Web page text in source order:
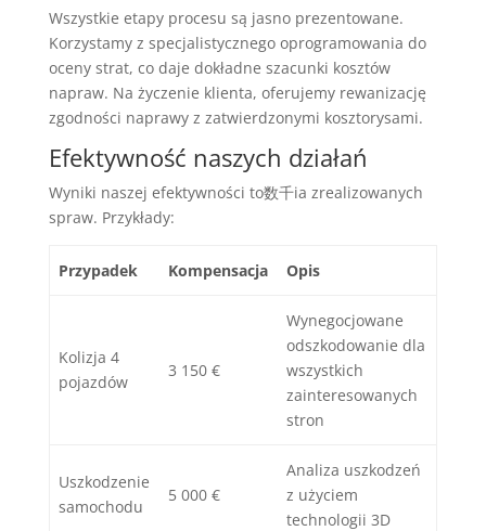
Wszystkie etapy procesu są jasno prezentowane.
Korzystamy z specjalistycznego oprogramowania do
oceny strat, co daje dokładne szacunki kosztów
napraw. Na życzenie klienta, oferujemy rewanizację
zgodności naprawy z zatwierdzonymi kosztorysami.
Efektywność naszych działań
Wyniki naszej efektywności to数千ia zrealizowanych
spraw. Przykłady:
Przypadek Kompensacja Opis
Kolizja 4
pojazdów
3 150 €
Wynegocjowane
odszkodowanie dla
wszystkich
zainteresowanych
stron
Uszkodzenie
samochodu
5 000 €
Analiza uszkodzeń
z użyciem
technologii 3D